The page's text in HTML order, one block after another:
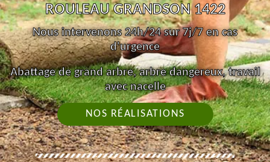
ROULEAU GRANDSON 1422
Nous intervenons 24h/24 sur 7j/7 en cas
d'urgence
Abattage de grand arbre, arbre dangereux, travail
avec nacelle
NOS RÉALISATIONS